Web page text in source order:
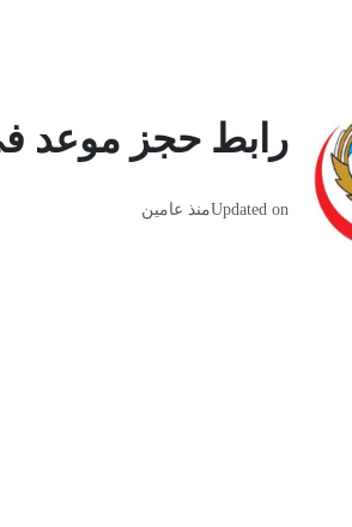
رابط حجز موعد
Updated onمنذ عامين